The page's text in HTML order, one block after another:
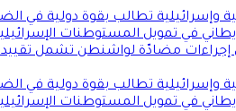
تطالب بقوة دولية في
في تمويل المستوطنات الإسرائيلية
مضادّة لواشنطن تشمل تقييد
تطالب بقوة دولية في
في تمويل المستوطنات الإسرائيلية